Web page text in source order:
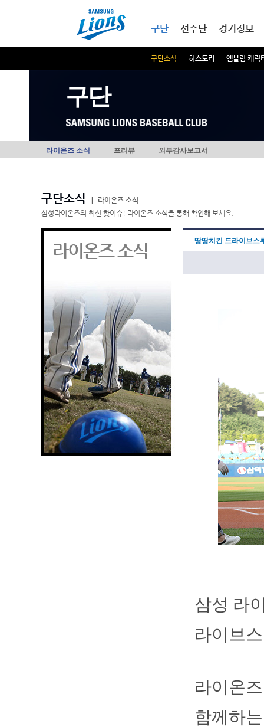
구단
구단소식 히스토리 엠블럼 캐릭
선수단 경기정보
구단
라이온즈 소식 프리뷰 외부감사보고서
구단소식
라이온즈 소식
삼성라이온즈의 최신 핫이슈! 라이온즈 소식을 통해 확인해 보세요.
라이온즈 소식 땅땅치킨 드라이브스
삼성 라
라이브
라이온
함께하